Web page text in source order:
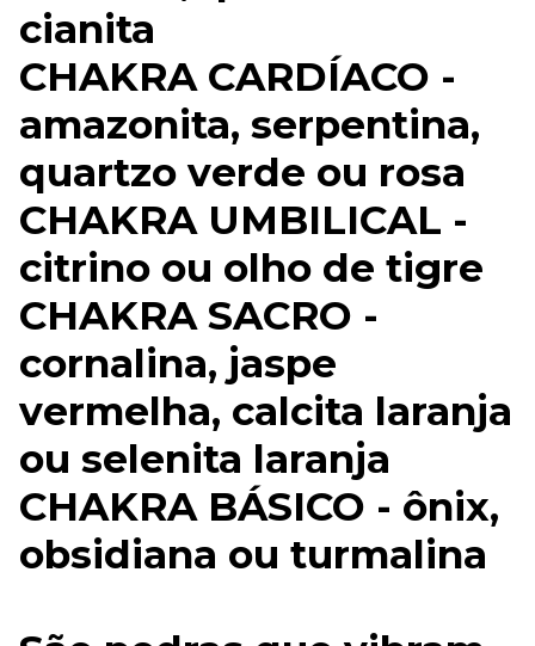
cianita
CHAKRA CARDÍACO -
amazonita, serpentina,
quartzo verde ou rosa
CHAKRA UMBILICAL -
citrino ou olho de tigre
CHAKRA SACRO -
cornalina, jaspe
vermelha, calcita laranja
ou selenita laranja
CHAKRA BÁSICO - ônix,
obsidiana ou turmalina